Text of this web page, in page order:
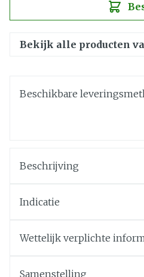
Bekijk alle producten
Beschikbare
Beschrijving
Indicatie
Wettelijk verplichte
Samenstelling